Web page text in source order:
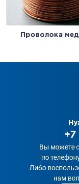
Проволока
+7
Вы можете
по
Либо
нам